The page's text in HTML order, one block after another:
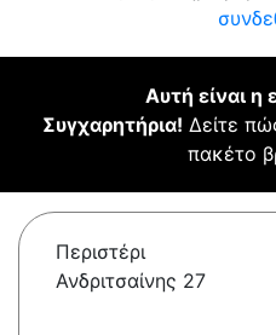
Αυτή είναι η
Συγχαρητήρια! Δείτε
πακέτο
Περιστέρι
Ανδριτσαίνης 27